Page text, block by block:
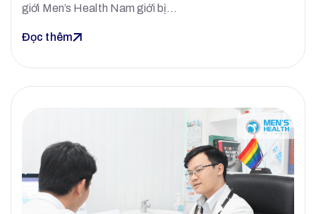
giới Men’s Health Nam giới bị…
Đọc thêm